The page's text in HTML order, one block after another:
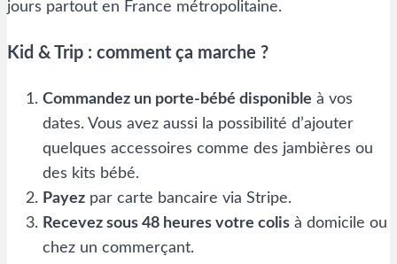
jours partout en France métropolitaine.
Kid & Trip : comment ça marche ?
Commandez un porte-bébé disponible à vos
dates. Vous avez aussi la possibilité d’ajouter
quelques accessoires comme des jambières ou
des kits bébé.
Payez par carte bancaire via Stripe.
Recevez sous 48 heures votre colis à domicile ou
chez un commerçant.